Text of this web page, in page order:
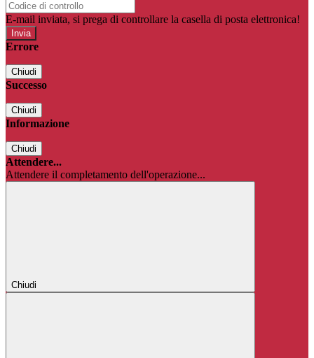
E-mail inviata, si prega di controllare la casella di posta elettronica!
Errore
Chiudi
Successo
Chiudi
Informazione
Chiudi
Attendere...
Attendere il completamento dell'operazione...
Chiudi